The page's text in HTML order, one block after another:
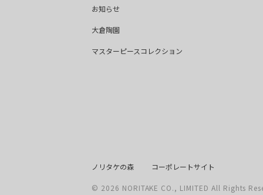
お知らせ
大倉陶園
マスターピースコレクション
ノリタケの森 コーポレートサイト
© 2026 NORITAKE CO., LIMITED All Rights